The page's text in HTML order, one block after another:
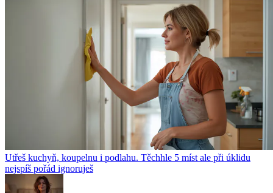
Utřeš kuchyň, koupelnu i podlahu. Těchhle 5 míst ale při úklidu
nejspíš pořád ignoruješ